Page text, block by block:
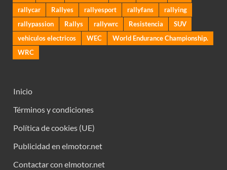
rallycar
Rallyes rallyesport rallyfans
rallying
rallypassion
Rallys rallywrc Resistencia
SUV
vehiculos electricos
WEC
World Endurance Championship.
WRC
Inicio
Términos y condiciones
Política de cookies (UE)
Publicidad en elmotor.net
Contactar con elmotor.net